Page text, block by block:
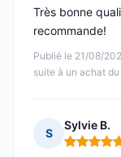
Publié le 21/08/
suite à un achat
Très bonne
recommande!
S
Sylvie B.
Note : 5